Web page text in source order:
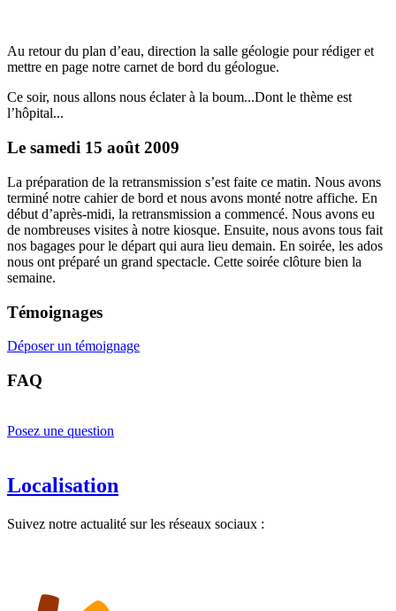
Au retour du plan d’eau, direction la salle géologie pour rédiger et
mettre en page notre carnet de bord du géologue.
Ce soir, nous allons nous éclater à la boum...Dont le thème est
l’hôpital...
Le samedi 15 août 2009
La préparation de la retransmission s’est faite ce matin. Nous avons
terminé notre cahier de bord et nous avons monté notre affiche. En
début d’après-midi, la retransmission a commencé. Nous avons eu
de nombreuses visites à notre kiosque. Ensuite, nous avons tous fait
nos bagages pour le départ qui aura lieu demain. En soirée, les ados
nous ont préparé un grand spectacle. Cette soirée clôture bien la
semaine.
Témoignages
Déposer un témoignage
FAQ
Posez une question
Localisation
Suivez notre actualité sur les réseaux sociaux :